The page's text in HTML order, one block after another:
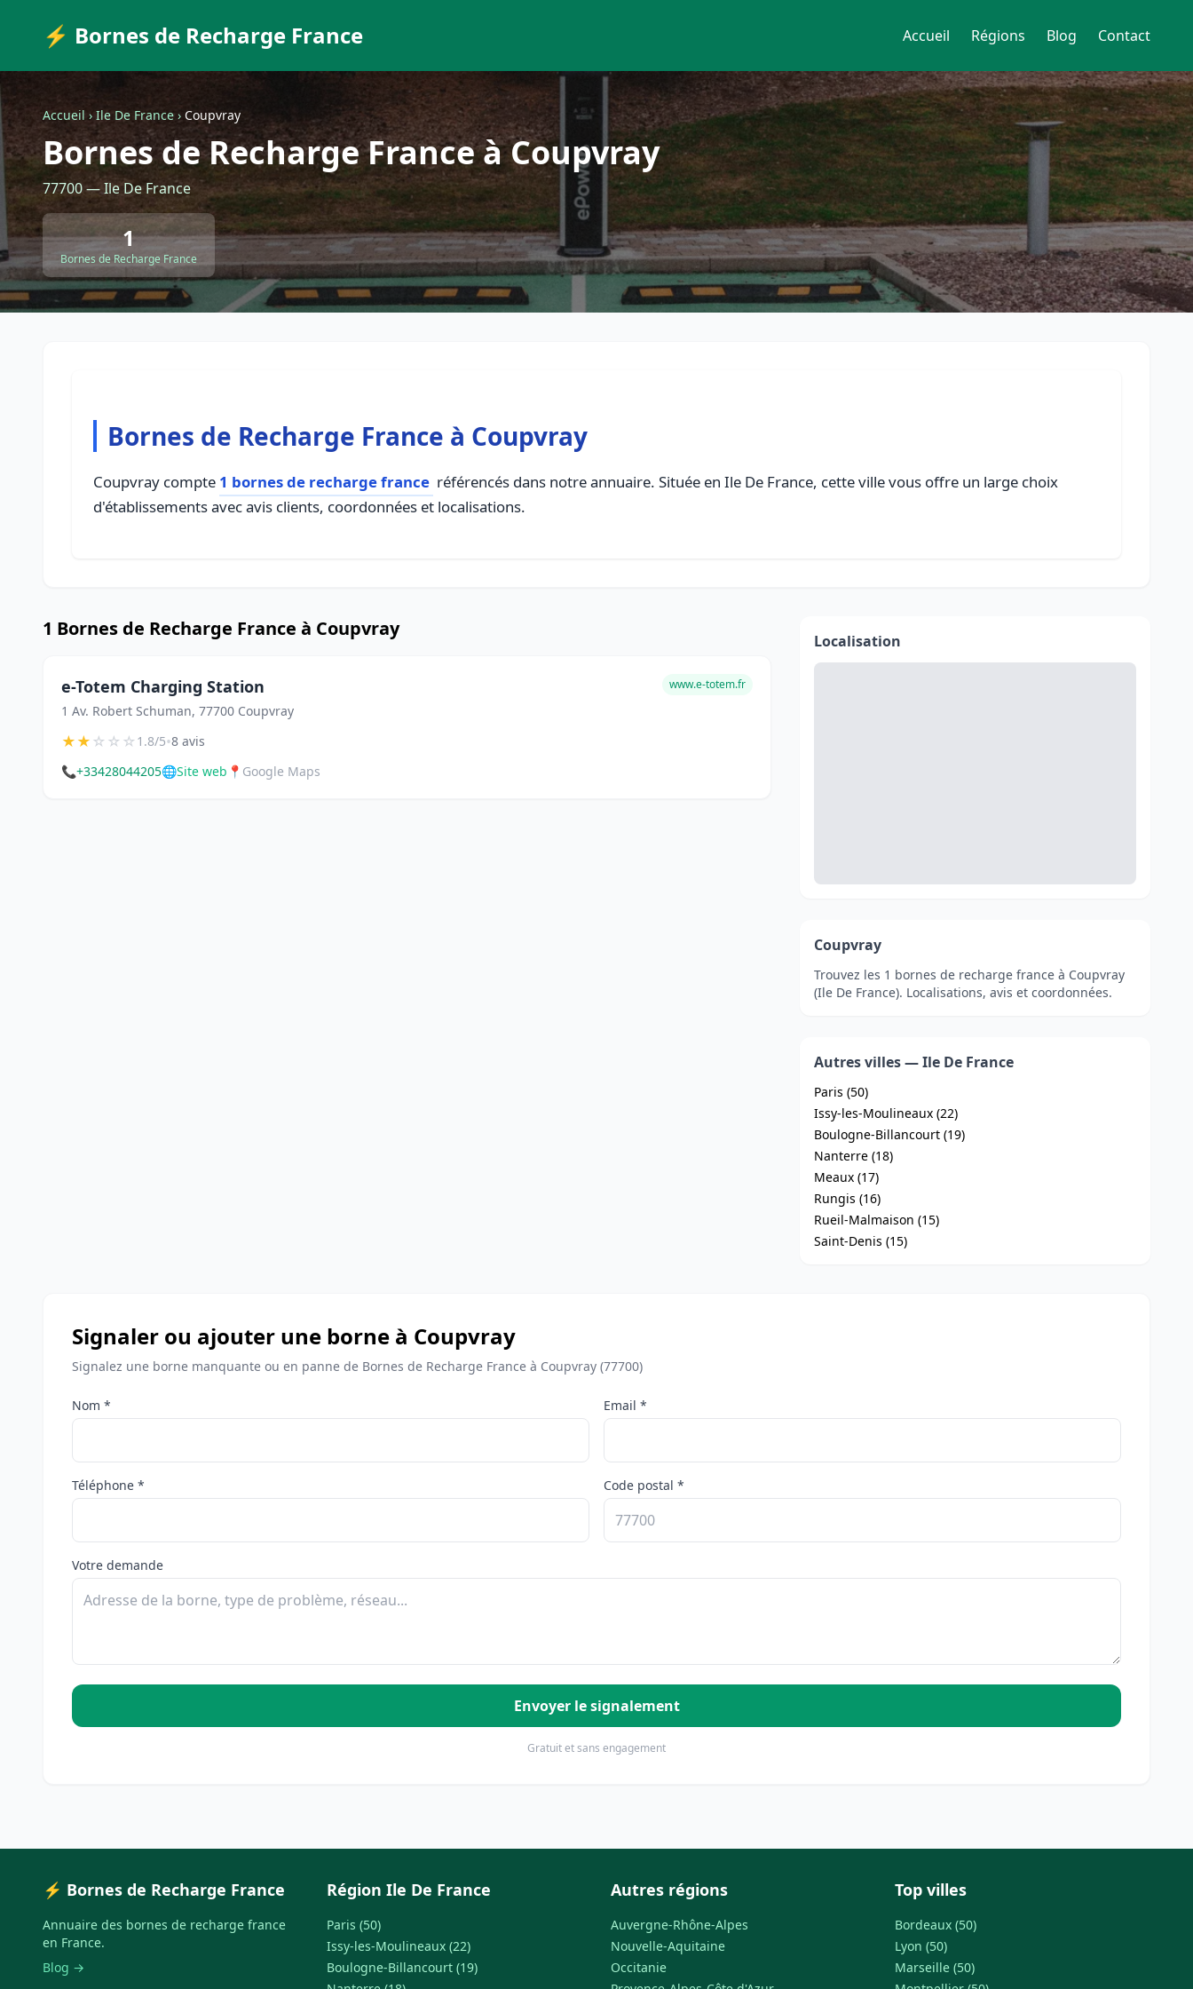
⚡ Bornes de Recharge France Accueil Régions Blog Contact
Accueil › Ile De France › Coupvray
Bornes de Recharge France à Coupvray
77700 — Ile De France
1
Bornes de Recharge France
Bornes de Recharge France à Coupvray
Coupvray compte 1 bornes de recharge france référencés dans notre annuaire. Située en Ile De France, cette ville vous offre un large choix
d'établissements avec avis clients, coordonnées et localisations.
1 Bornes de Recharge France à Coupvray
e-Totem Charging Station
1 Av. Robert Schuman, 77700 Coupvray
www.e-totem.fr
★★☆☆☆1.8/5•8 avis
📞+33428044205🌐Site web 📍 Google Maps
Localisation
Coupvray
Trouvez les 1 bornes de recharge france à Coupvray
(Ile De France). Localisations, avis et coordonnées.
Autres villes — Ile De France
Paris (50)
Issy-les-Moulineaux (22)
Boulogne-Billancourt (19)
Nanterre (18)
Meaux (17)
Rungis (16)
Rueil-Malmaison (15)
Saint-Denis (15)
Signaler ou ajouter une borne à Coupvray
Signalez une borne manquante ou en panne de Bornes de Recharge France à Coupvray (77700)
Nom * Email *
Téléphone * Code postal *
Votre demande
Envoyer le signalement
Gratuit et sans engagement
⚡ Bornes de Recharge France
Annuaire des bornes de recharge france
en France.
Blog →
Région Ile De France
Paris (50)
Issy-les-Moulineaux (22)
Boulogne-Billancourt (19)
Autres régions
Auvergne-Rhône-Alpes
Nouvelle-Aquitaine
Occitanie
Top villes
Bordeaux (50)
Lyon (50)
Marseille (50)